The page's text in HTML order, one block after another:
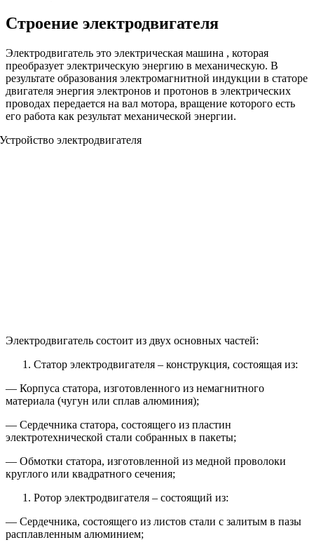
Строение электродвигателя
Электродвигатель это электрическая машина , которая
преобразует электрическую энергию в механическую. В
результате образования электромагнитной индукции в статоре
двигателя энергия электронов и протонов в электрических
проводах передается на вал мотора, вращение которого есть
его работа как результат механической энергии.
Электродвигатель состоит из двух основных частей:
Статор электродвигателя – конструкция, состоящая из:
— Корпуса статора, изготовленного из немагнитного
материала (чугун или сплав алюминия);
— Сердечника статора, состоящего из пластин
электротехнической стали собранных в пакеты;
— Обмотки статора, изготовленной из медной проволоки
круглого или квадратного сечения;
Ротор электродвигателя – состоящий из:
— Сердечника, состоящего из листов стали с залитым в пазы
расплавленным алюминием;